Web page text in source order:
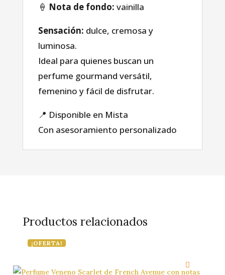
Tienda
sobre nosotros
Blog
🍦 Nota de fondo: vainilla
Sensación: dulce, cremosa y
luminosa.
Ideal para quienes buscan un
perfume gourmand versátil,
femenino y fácil de disfrutar.
📍 Disponible en Mista
Con asesoramiento personalizado
Productos relacionados
¡OFERTA!